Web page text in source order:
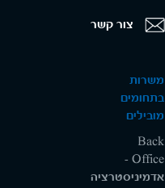
משרות
בתחומים
מובילים
Back
Office -
אדמיניסטרציה